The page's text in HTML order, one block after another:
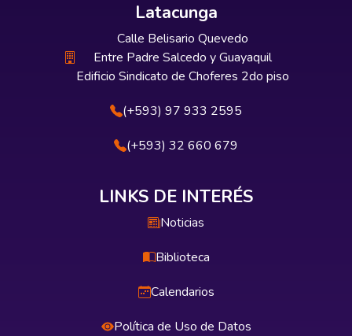
Latacunga
Calle Belisario Quevedo
Entre Padre Salcedo y Guayaquil
Edificio Sindicato de Choferes 2do piso
(+593) 97 933 2595
(+593) 32 660 679
LINKS DE INTERÉS
Noticias
Biblioteca
Calendarios
Política de Uso de Datos